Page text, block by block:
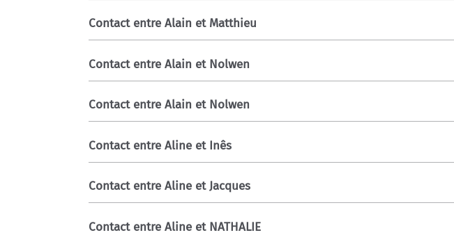
Contact entre Alain et Matthieu
Contact entre Alain et Nolwen
Contact entre Alain et Nolwen
Contact entre Aline et Inês
Contact entre Aline et Jacques
Contact entre Aline et NATHALIE